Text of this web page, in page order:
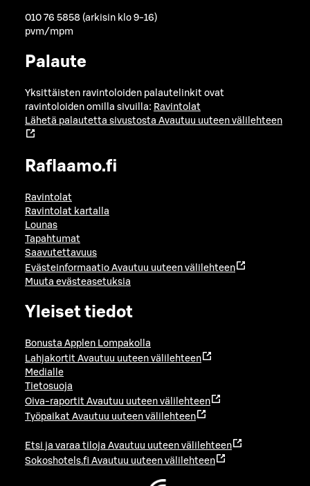
010 76 5858 (arkisin klo 9-16)
pvm/mpm
Palaute
Yksittäisten ravintoloiden palautelinkit ovat
ravintoloiden omilla sivuilla: Ravintolat
Lähetä palautetta sivustosta Avautuu uuteen välilehteen
Raflaamo.fi
Ravintolat
Ravintolat kartalla
Lounas
Tapahtumat
Saavutettavuus
Evästeinformaatio Avautuu uuteen välilehteen
Muuta evästeasetuksia
Yleiset tiedot
Bonusta Applen Lompakolla
Lahjakortit Avautuu uuteen välilehteen
Medialle
Tietosuoja
Oiva-raportit Avautuu uuteen välilehteen
Työpaikat Avautuu uuteen välilehteen
Etsi ja varaa tiloja Avautuu uuteen välilehteen
Sokoshotels.fi Avautuu uuteen välilehteen